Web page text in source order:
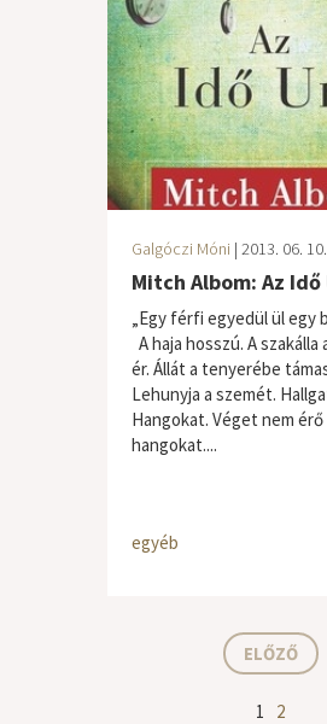
Galgóczi Móni | 2013. 06. 10.
Mitch Albom: Az Idő
„Egy férfi egyedül ül egy
A haja hosszú. A szakálla
ér. Állát a tenyerébe
Lehunyja a szemét.
Hangokat. Véget nem érő
hangokat....
egyéb
ELŐZŐ
1 2